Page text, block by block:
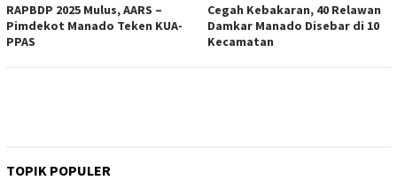
RAPBDP 2025 Mulus, AARS –
Pimdekot Manado Teken KUA-
PPAS
Cegah Kebakaran, 40 Relawan
Damkar Manado Disebar di 10
Kecamatan
TOPIK POPULER